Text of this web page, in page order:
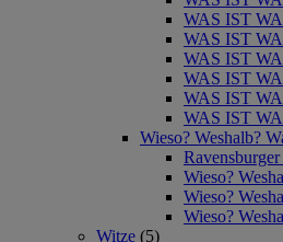
WAS IST
WAS IST
WAS IST
WAS IST
WAS IST
WAS IST
Wieso? Weshalb?
Wieso?
Wieso?
Wieso?
Witze (5)